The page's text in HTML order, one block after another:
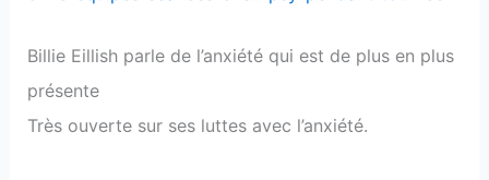
Billie Eillish parle de l’anxiété qui est de plus en plus
présente
Très ouverte sur ses luttes avec l’anxiété.